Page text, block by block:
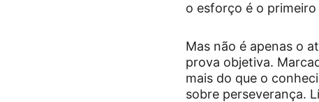
o esforço é o
Mas não é apenas o
prova objetiva.
mais do que o
sobre perseverança.